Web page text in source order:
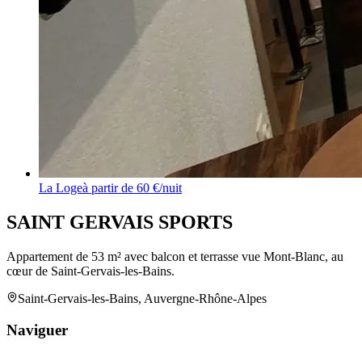
La Logeà partir de 60 €/nuit
SAINT GERVAIS SPORTS
Appartement de 53 m² avec balcon et terrasse vue Mont-Blanc, au
cœur de Saint-Gervais-les-Bains.
Saint-Gervais-les-Bains, Auvergne-Rhône-Alpes
Naviguer